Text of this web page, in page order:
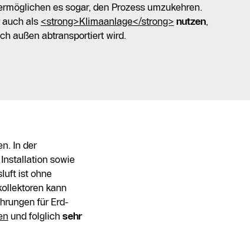
es sogar, den Prozess umzukehren.
auch als <strong>Klimaanlage</strong> nutzen,
außen abtransportiert wird.
In der
sowie
ist ohne
kann
für Erd-
und folglich sehr